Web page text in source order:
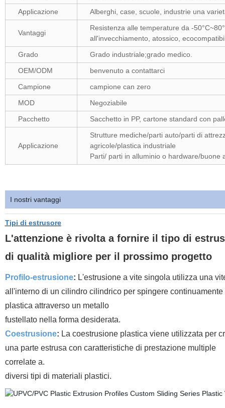
Applicazione
Alberghi, case, scuole, industrie una
Vantaggi
Resistenza alle temperature da -
all'invecchiamento, atossico,
Grado
Grado industriale;grado medico.
OEM/ODM
benvenuto a contattarci
Campione
campione can zero
MOD
Negoziabile
Pacchetto
Sacchetto in PP, cartone standard con
Applicazione
Strutture mediche/parti auto/parti di
agricole/plastica industriale
Parti/ parti in alluminio o hardware/buone
I nostri vantaggi
Tipi di estrusore
L'attenzione è rivolta a fornire il tipo di
di qualità migliore per il prossimo progetto
Profilo-estrusione: L'estrusione a vite singola utilizza una
all'interno di un cilindro cilindrico per spingere continuamente
plastica attraverso un metallo
fustellato nella forma desiderata.
Coestrusione: La coestrusione plastica viene utilizzata per
una parte estrusa con caratteristiche di prestazione multiple
correlate a.
diversi tipi di materiali plastici.